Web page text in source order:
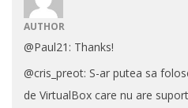
AUTHOR
@Paul21: Thanks!
@cris_preot: S-ar putea sa
de VirtualBox care nu are